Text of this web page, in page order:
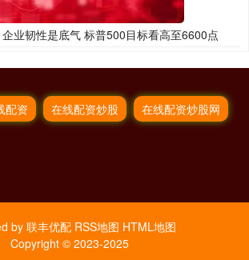
业韧性是底气 标普500目标看高至6600点
配资 在线配资炒股 在线配资炒股网
by 联丰优配 RSS地图 HTML地图
Copyright © 2023-2025